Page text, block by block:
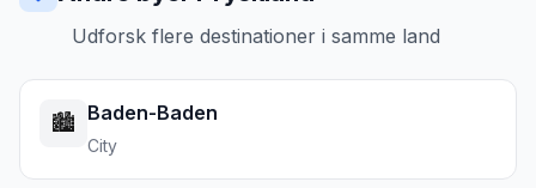
Udforsk flere destinationer i samme land
🏙️ Baden-Baden
City